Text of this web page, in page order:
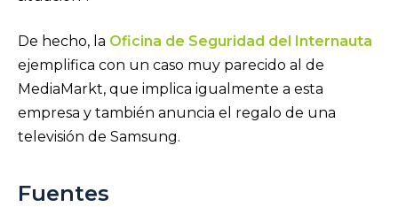
De hecho, la Oficina de Seguridad del Internauta
ejemplifica con un caso muy parecido al de
MediaMarkt, que implica igualmente a esta
empresa y también anuncia el regalo de una
televisión de Samsung.
Fuentes